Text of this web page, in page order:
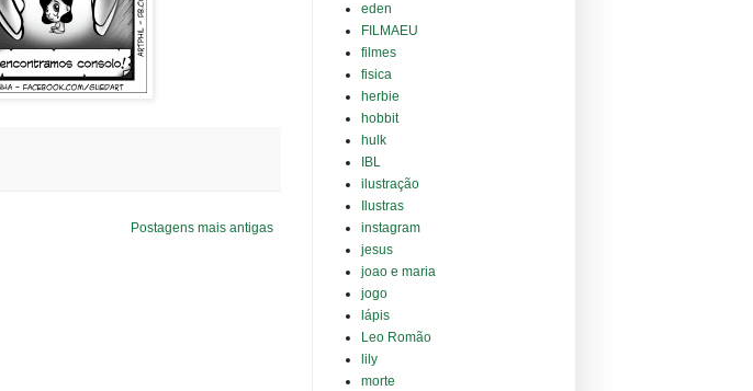
Postagens mais antigas
eden
FILMAEU
filmes
fisica
herbie
hobbit
hulk
IBL
ilustração
Ilustras
instagram
jesus
joao e maria
jogo
lápis
Leo Romão
lily
morte